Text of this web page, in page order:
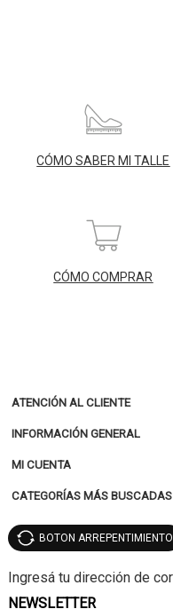
CÓMO SABER MI TALLE
CÓMO COMPRAR
ATENCIÓN AL CLIENTE
INFORMACIÓN GENERAL
MI CUENTA
CATEGORÍAS MÁS BUSCADAS
BOTON ARREPENTIMIENTO
NEWSLETTER